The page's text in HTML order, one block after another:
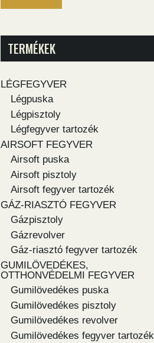
TERMÉKEK
LÉGFEGYVER
Légpuska
Légpisztoly
Légfegyver tartozék
AIRSOFT FEGYVER
Airsoft puska
Airsoft pisztoly
Airsoft fegyver tartozék
GÁZ-RIASZTÓ FEGYVER
Gázpisztoly
Gázrevolver
Gáz-riasztó fegyver tartozék
GUMILÖVEDÉKES,
OTTHONVÉDELMI FEGYVER
Gumilövedékes puska
Gumilövedékes pisztoly
Gumilövedékes revolver
Gumilövedékes fegyver tartozék